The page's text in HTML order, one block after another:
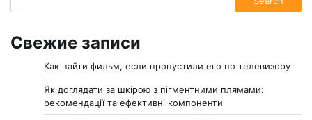
Свежие записи
Как найти фильм, если пропустили его по телевизору
Як доглядати за шкірою з пігментними плямами:
рекомендації та ефективні компоненти